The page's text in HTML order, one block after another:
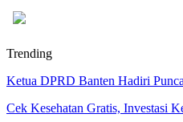
Trending
Ketua DPRD Banten Hadiri
Cek Kesehatan Gratis, Investasi